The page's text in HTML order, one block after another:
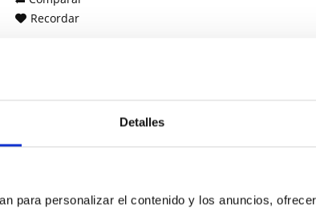
Detalles
para personalizar el contenido y los anuncios,
Recordar